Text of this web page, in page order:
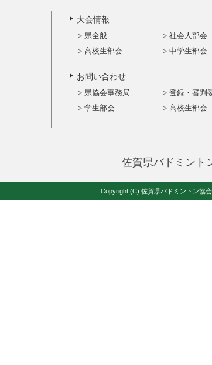
大会情報
県全般 社会人部会
高校生部会
中学生部会
お問い合わせ
県協会事務局 登録・審判
学生部会
高校生部会
佐賀県バドミント
Copyright (C) 佐賀県バドミントン協